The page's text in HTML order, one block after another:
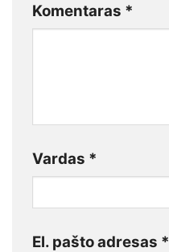
Komentaras *
Vardas *
El. pašto adresas *